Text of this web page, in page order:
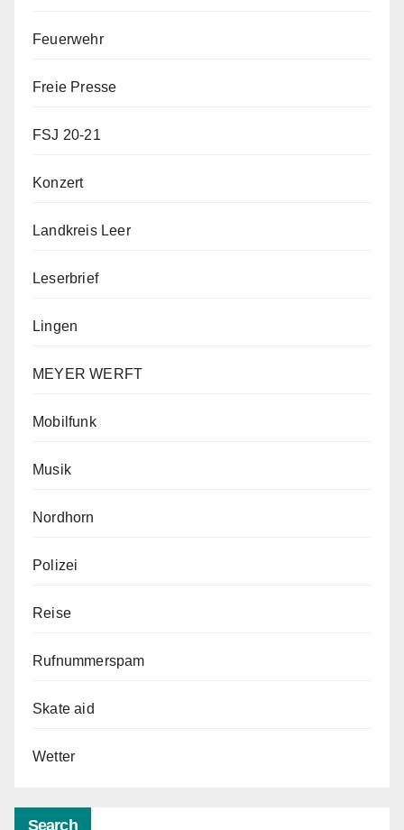
Feuerwehr
Freie Presse
FSJ 20-21
Konzert
Landkreis Leer
Leserbrief
Lingen
MEYER WERFT
Mobilfunk
Musik
Nordhorn
Polizei
Reise
Rufnummerspam
Skate aid
Wetter
Search